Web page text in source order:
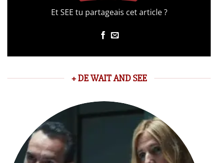
Et SEE tu partageais cet article ?
+ DE WAIT AND SEE